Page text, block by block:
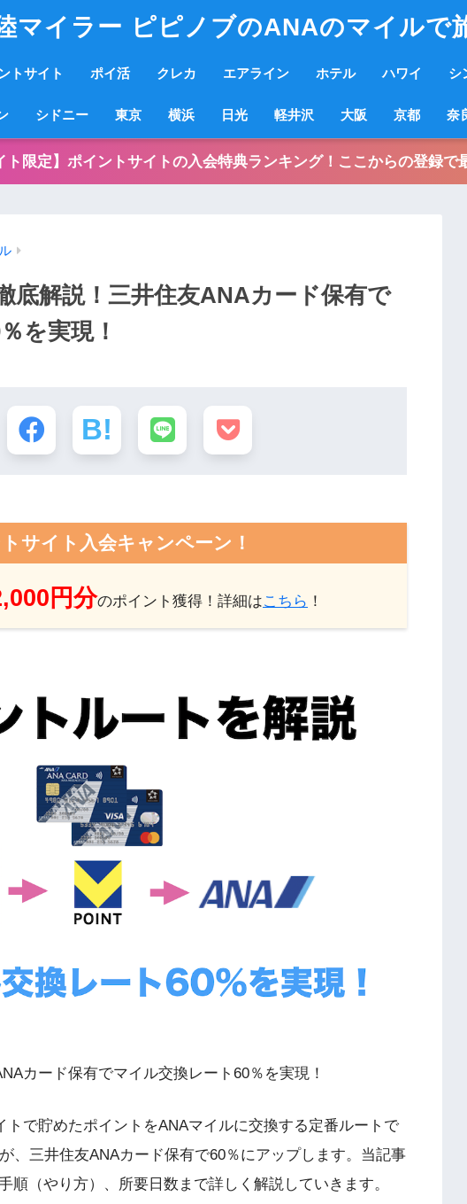
マイラー ピピノブのANAのマイルで
トサイト ポイ活 クレカ エアライン ホテル ハワイ シ
シドニー 東京 横浜 日光 軽井沢 大阪 京都 奈
ト限定】ポイントサイトの入会特典ランキング！ここからの登録で
底解説！三井住友ANAカード保有で
を実現！
サイト入会キャンペーン！
円分のポイント獲得！詳細はこちら ！
カード保有でマイル交換レート60％を実現！
で貯めたポイントをANAマイルに交換する定番ルートで
、三井住友ANAカード保有で60％にアップします。当記事
順（やり方）、所要日数まで詳しく解説していきます。